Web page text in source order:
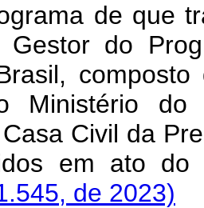
de que
Gestor do
Ministério do
Civil da
em ato
de 2023)